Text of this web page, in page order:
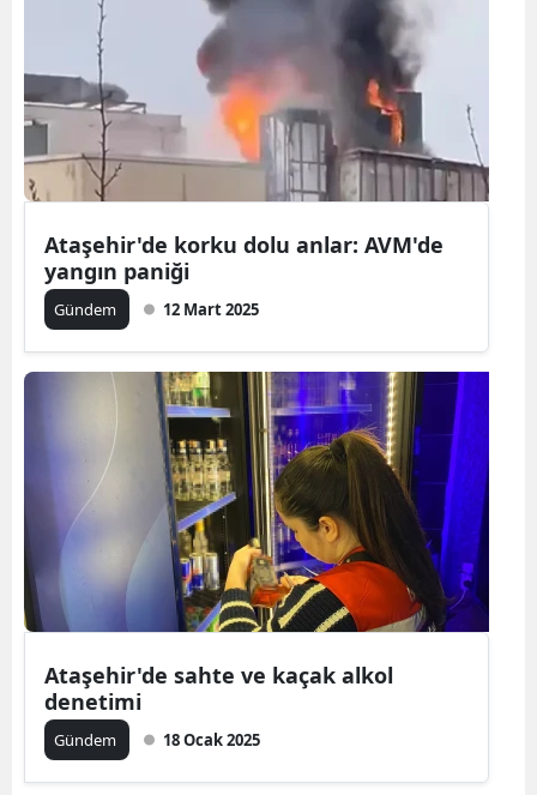
Ataşehir'de korku dolu anlar: AVM'de
yangın paniği
Gündem 12 Mart 2025
Ataşehir'de sahte ve kaçak alkol
denetimi
Gündem 18 Ocak 2025